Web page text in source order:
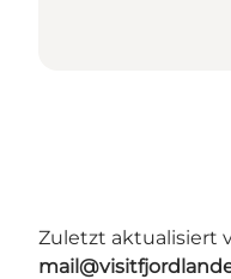
Zuletzt aktualisiert